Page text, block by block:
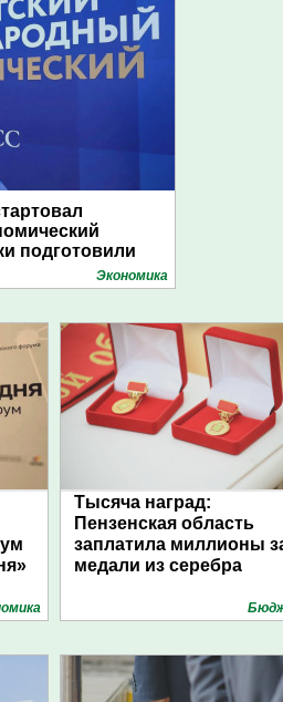
подготовили
Экономика
Тысяча наград:
Пензенская область
заплатила миллионы
медали из серебра